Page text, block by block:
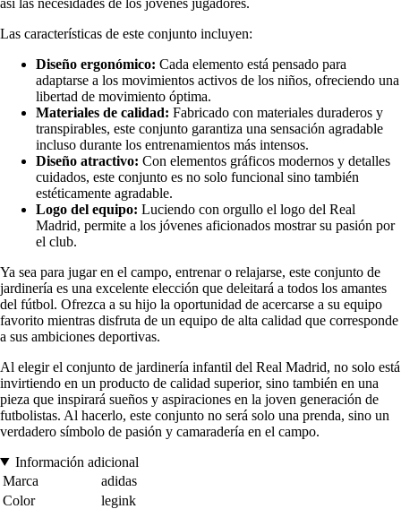
Las características de este conjunto incluyen:
Diseño ergonómico: Cada elemento está pensado para
adaptarse a los movimientos activos de los niños, ofreciendo una
libertad de movimiento óptima.
Materiales de calidad: Fabricado con materiales duraderos y
transpirables, este conjunto garantiza una sensación agradable
incluso durante los entrenamientos más intensos.
Diseño atractivo: Con elementos gráficos modernos y detalles
cuidados, este conjunto es no solo funcional sino también
estéticamente agradable.
Logo del equipo: Luciendo con orgullo el logo del Real
Madrid, permite a los jóvenes aficionados mostrar su pasión por
el club.
Ya sea para jugar en el campo, entrenar o relajarse, este conjunto de
jardinería es una excelente elección que deleitará a todos los amantes
del fútbol. Ofrezca a su hijo la oportunidad de acercarse a su equipo
favorito mientras disfruta de un equipo de alta calidad que corresponde
a sus ambiciones deportivas.
Al elegir el conjunto de jardinería infantil del Real Madrid, no solo está
invirtiendo en un producto de calidad superior, sino también en una
pieza que inspirará sueños y aspiraciones en la joven generación de
futbolistas. Al hacerlo, este conjunto no será solo una prenda, sino un
verdadero símbolo de pasión y camaradería en el campo.
Información adicional
Marca
adidas
Color
legink